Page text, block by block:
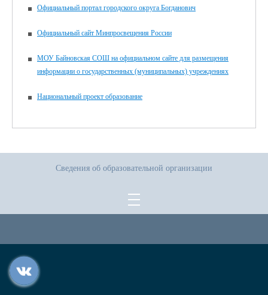
Официальный портал городского округа Богданович
Официальный сайт Минпросвещения России
МОУ Байновская СОШ на официальном сайте для размещения
информации о государственных (муниципальных) учреждениях
Национальный проект образование
Сведения об образовательной организации